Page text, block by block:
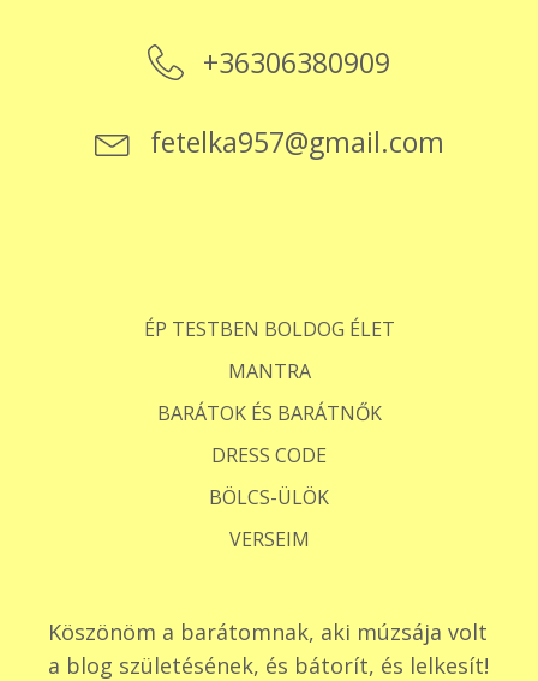
+36306380909
fetelka957@gmail.com
ÉP TESTBEN BOLDOG ÉLET
MANTRA
BARÁTOK ÉS BARÁTNŐK
DRESS CODE
BÖLCS-ÜLÖK
VERSEIM
Köszönöm a barátomnak, aki múzsája volt
a blog születésének, és bátorít, és lelkesít!